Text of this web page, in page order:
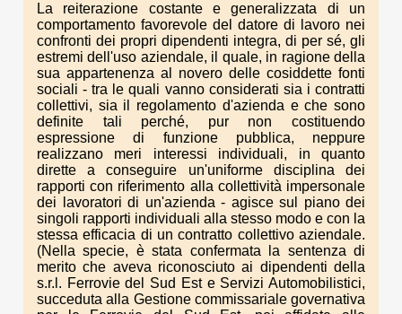
La reiterazione costante e generalizzata di un
comportamento favorevole del datore di lavoro nei
confronti dei propri dipendenti integra, di per sé, gli
estremi dell'uso aziendale, il quale, in ragione della
sua appartenenza al novero delle cosiddette fonti
sociali - tra le quali vanno considerati sia i contratti
collettivi, sia il regolamento d'azienda e che sono
definite tali perché, pur non costituendo
espressione di funzione pubblica, neppure
realizzano meri interessi individuali, in quanto
dirette a conseguire un'uniforme disciplina dei
rapporti con riferimento alla collettività impersonale
dei lavoratori di un'azienda - agisce sul piano dei
singoli rapporti individuali alla stesso modo e con la
stessa efficacia di un contratto collettivo aziendale.
(Nella specie, è stata confermata la sentenza di
merito che aveva riconosciuto ai dipendenti della
s.r.l. Ferrovie del Sud Est e Servizi Automobilistici,
succeduta alla Gestione commissariale governativa